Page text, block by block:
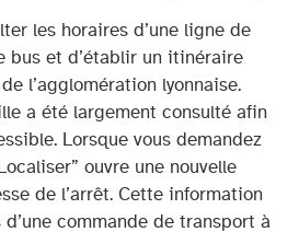
les horaires d’une ligne de
bus et d’établir un itinéraire
l’agglomération lyonnaise.
a été largement consulté afin
Lorsque vous demandez
ouvre une nouvelle
de l’arrêt. Cette information
commande de transport à